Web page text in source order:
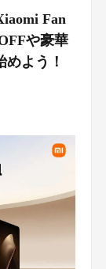
Fan
や豪華
よう！